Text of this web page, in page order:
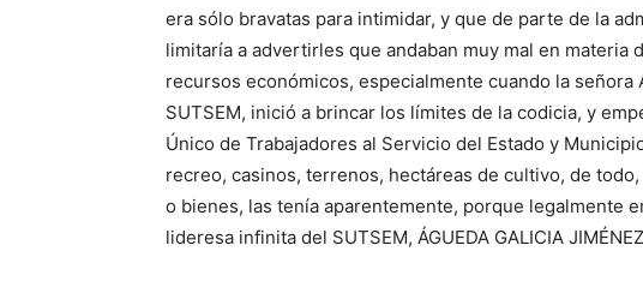
era sólo bravatas para intimidar, y que de parte de la
limitaría a advertirles que andaban muy mal en materia
recursos económicos, especialmente cuando la señora
SUTSEM, inició a brincar los límites de la codicia, y
Único de Trabajadores al Servicio del Estado y
recreo, casinos, terrenos, hectáreas de cultivo, de
o bienes, las tenía aparentemente, porque legalmente
lideresa infinita del SUTSEM, ÁGUEDA GALICIA